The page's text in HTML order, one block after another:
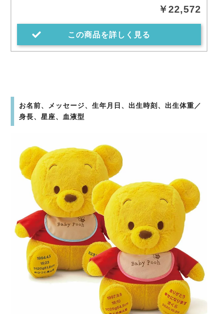
￥22,572
この商品を詳しく見る
お名前、メッセージ、生年月日、出生時刻、出生体重／
身長、星座、血液型